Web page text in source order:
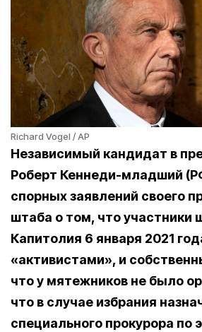
Richard Vogel / AP
Независимый кандидат в
Роберт Кеннеди-младший
спорных заявлений своего
штаба о том, что участники
Капитолия 6 января 2021
«активистами», и
что у мятежников не было
что в случае избрания
специального прокурора по